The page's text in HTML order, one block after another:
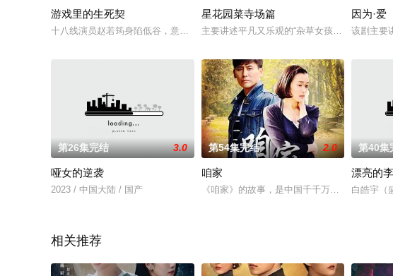
游戏里的生死契
十八线演员赵若筠身陷低谷，意外进入 VR 游戏，成为遇刺的拓灵部落七公主。她
星花园菜寺场篇
主要讲述平凡又乐观的“杂草女孩”董杉菜，与
因为·爱
该剧主要
第26集完结 3.0
哑女的逆袭
2023 / 中国大陆 / 国产
第54集完结 2.0
咱家
《咱家》的故事，是中国千千万万个家庭的缩
第40集
漂亮的
白皓宇（
相关推荐